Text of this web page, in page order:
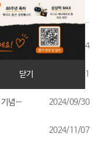
닫기
[서울공대동창회] 서울공대 85학번, 입학 40주년 기념행사 성료
2025/07/24
[서울공대동창회] 서울공대 95학번, 입학 30주년 기념행사 성료
2025/07/11
[서울공대동창회] 서울공대 75학번, 입학 50주년 기념행사 성료
2024/09/30
2024/11/07